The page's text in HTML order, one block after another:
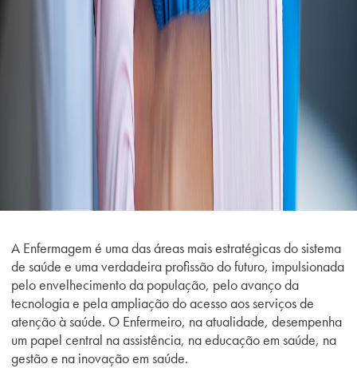
A Enfermagem é uma das áreas mais estratégicas do sistema
de saúde e uma verdadeira profissão do futuro, impulsionada
pelo envelhecimento da população, pelo avanço da
tecnologia e pela ampliação do acesso aos serviços de
atenção à saúde. O Enfermeiro, na atualidade, desempenha
um papel central na assistência, na educação em saúde, na
gestão e na inovação em saúde.